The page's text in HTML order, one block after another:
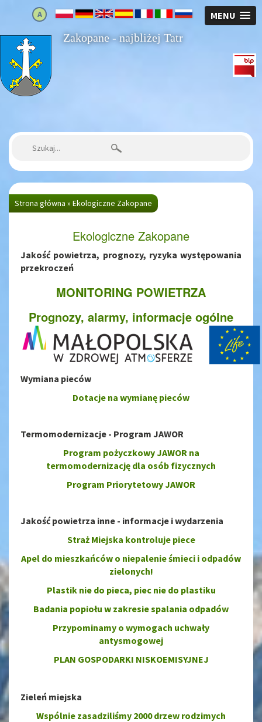
MENU
A
Strona główna Zakopane - najbliżej Tatr
Szukaj:
Strona główna » Ekologiczne Zakopane
Ekologiczne Zakopane
Jakość powietrza, prognozy, ryzyka występowania
przekroczeń
MONITORING POWIETRZA
Prognozy, alarmy, informacje ogólne
Wymiana pieców
Dotacje na wymianę pieców
Termomodernizacje - Program JAWOR
Program pożyczkowy JAWOR na
termomodernizację dla osób fizycznych
Program Priorytetowy JAWOR
Jakość powietrza inne - informacje i wydarzenia
Straż Miejska kontroluje piece
Apel do mieszkańców o niepalenie śmieci i odpadów
zielonych!
Plastik nie do pieca, piec nie do plastiku
Badania popiołu w zakresie spalania odpadów
Przypominamy o wymogach uchwały
antysmogowej
PLAN GOSPODARKI NISKOEMISYJNEJ
Zieleń miejska
Wspólnie zasadziliśmy 2000 drzew rodzimych